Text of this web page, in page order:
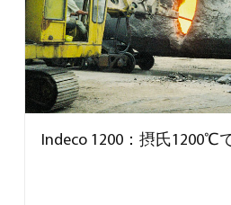
Indeco 1200：摂氏1200℃